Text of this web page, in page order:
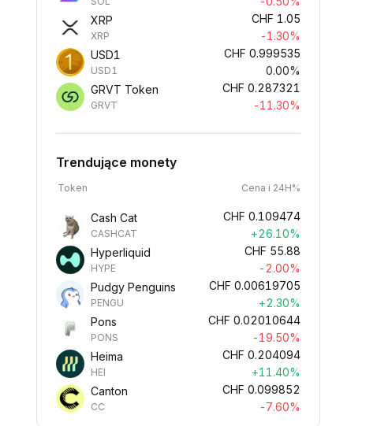
XRP
XRP
CHF 1.05
-1.30%
USD1
USD1
CHF 0.999535
0.00%
GRVT Token
GRVT
CHF 0.287321
-11.30%
Trendujące monety
Token Cena i 24H%
Cash Cat
CASHCAT
CHF 0.109474
+26.10%
Hyperliquid
HYPE
CHF 55.88
-2.00%
Pudgy Penguins
PENGU
CHF 0.00619705
+2.30%
Pons
PONS
CHF 0.02010644
-19.50%
Heima
HEI
CHF 0.204094
+11.40%
Canton
CC
CHF 0.099852
-7.60%